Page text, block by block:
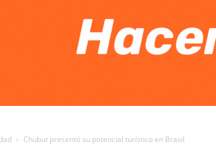
Chubut presentó su potencial turístico en Brasil